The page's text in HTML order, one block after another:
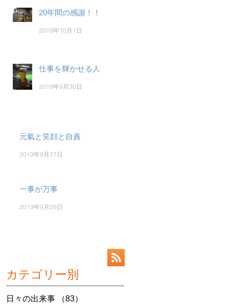
20年間の感謝！！
2019年10月1日
仕事を輝かせる人
2019年9月30日
元氣と笑顔と自責
2019年9月27日
一事が万事
2019年9月26日
カテゴリー別
日々の出来事 （83）